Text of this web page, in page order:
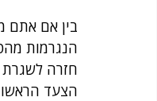
בין אם אתם
הנגרמות
חזרה לשגרת
הצעד